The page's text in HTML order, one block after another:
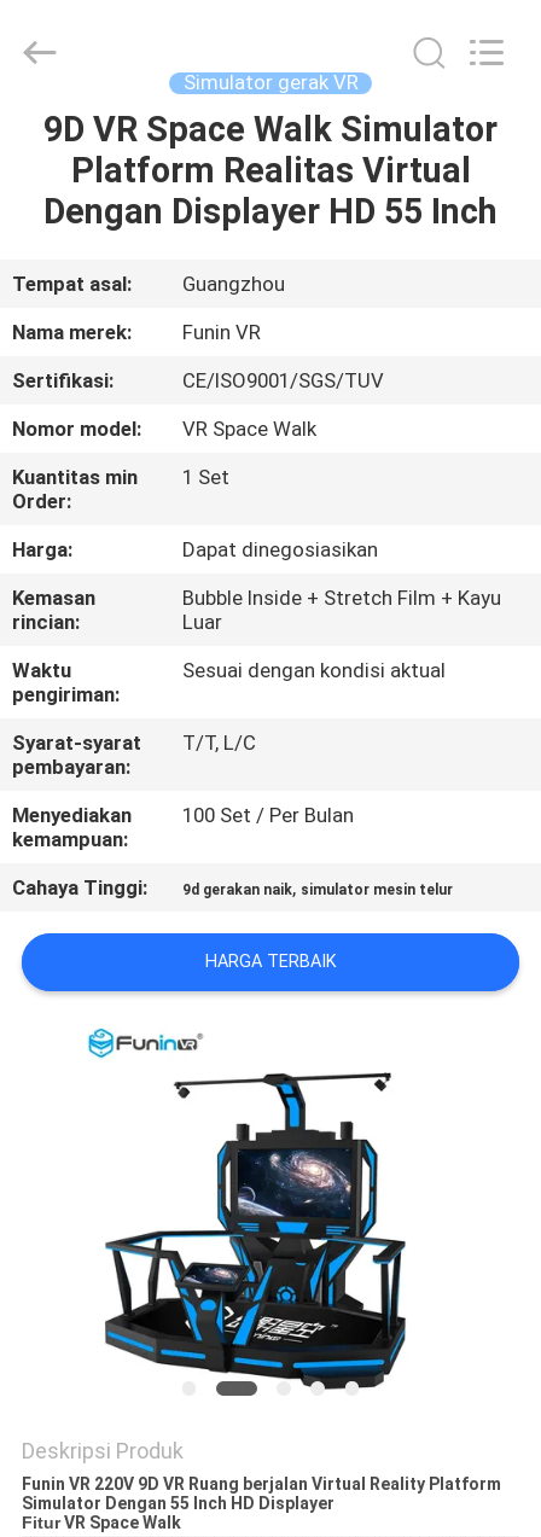
RUMAH
PRODUK
TAMPILAN
VR
TENTANG
KAMI
TUR
PABRIK
KONTROL
KUALITAS
HUBUNGI
BERITA
KASUS
SITEMAP
Co.,Ltd.
Simulator gerak VR
9D VR Space Walk Simulator
Platform Realitas Virtual
Dengan Displayer HD 55 Inch
Tempat asal:
Guangzhou
Nama merek:
Funin VR
Sertifikasi:
CE/ISO9001/SGS/TUV
Nomor model:
VR Space Walk
Kuantitas min
Order:
1 Set
Harga:
Dapat dinegosiasikan
Kemasan
rincian:
Bubble Inside + Stretch Film + Kayu
Luar
Waktu
pengiriman:
Sesuai dengan kondisi aktual
Syarat-syarat
pembayaran:
T/T, L/C
Menyediakan
kemampuan:
100 Set / Per Bulan
Cahaya Tinggi: 9d gerakan naik, simulator mesin telur
HARGA TERBAIK
Deskripsi Produk
Funin VR 220V 9D VR Ruang berjalan Virtual Reality Platform
Simulator Dengan 55 Inch HD Displayer
FiturVR Space Walk